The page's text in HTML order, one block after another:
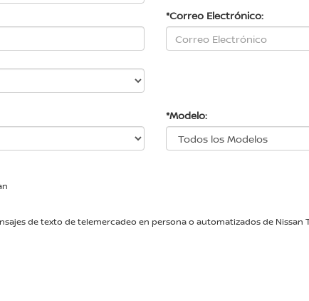
*Correo Electrónico:
*Modelo:
de texto de telemercadeo en persona o automatizados de